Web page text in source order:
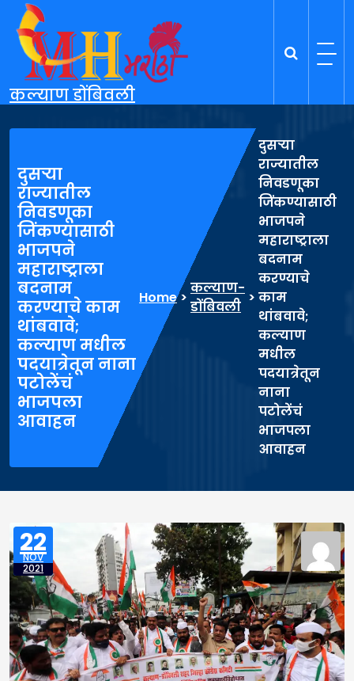
content
कल्याण डोंबिवली
दुसऱ्या
राज्यातील
निवडणूका
जिंकण्यासाठी
भाजपने
महाराष्ट्राला
बदनाम
करण्याचे काम
थांबवावे;
कल्याण मधील
पदयात्रेतून नाना
पटोलेंचं
भाजपला
आवाहन
Home>
कल्याण-
डोंबिवली
>
दुसऱ्या
राज्यातील
निवडणूका
जिंकण्यासाठी
भाजपने
महाराष्ट्राला
बदनाम
करण्याचे
काम
थांबवावे;
कल्याण
मधील
पदयात्रेतून
नाना
पटोलेंचं
भाजपला
आवाहन
22
NOV
2021